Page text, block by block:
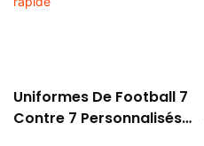
Uniformes De Football 7
Contre 7 Personnalisés,